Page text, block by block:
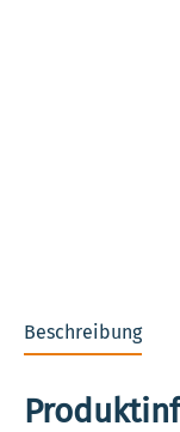
Beschreibung